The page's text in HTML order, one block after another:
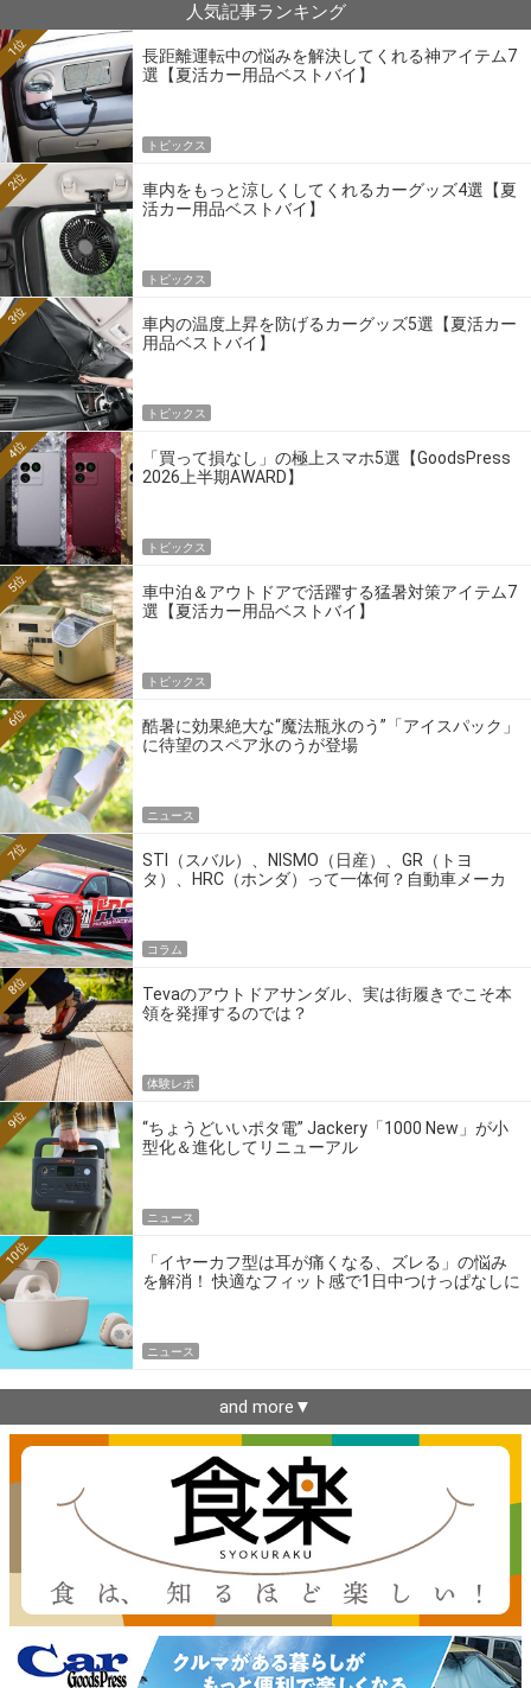
人気記事ランキング
長距離運転中の悩みを解決してくれる神アイテム7
選【夏活カー用品ベストバイ】
1位
トピックス
車内をもっと涼しくしてくれるカーグッズ4選【夏
活カー用品ベストバイ】
2位
トピックス
車内の温度上昇を防げるカーグッズ5選【夏活カー
用品ベストバイ】
3位
トピックス
「買って損なし」の極上スマホ5選【GoodsPress
2026上半期AWARD】
4位
トピックス
車中泊＆アウトドアで活躍する猛暑対策アイテム7
選【夏活カー用品ベストバイ】
5位
トピックス
酷暑に効果絶大な“魔法瓶氷のう”「アイスパック」
に待望のスペア氷のうが登場
6位
ニュース
STI（スバル）、NISMO（日産）、GR（トヨ
タ）、HRC（ホンダ）って一体何？自動車メーカ
7位
コラム
Tevaのアウトドアサンダル、実は街履きでこそ本
領を発揮するのでは？
8位
体験レポ
“ちょうどいいポタ電” Jackery「1000 New」が小
型化＆進化してリニューアル
9位
ニュース
「イヤーカフ型は耳が痛くなる、ズレる」の悩み
を解消！ 快適なフィット感で1日中つけっぱなしに
10位
ニュース
and more▼